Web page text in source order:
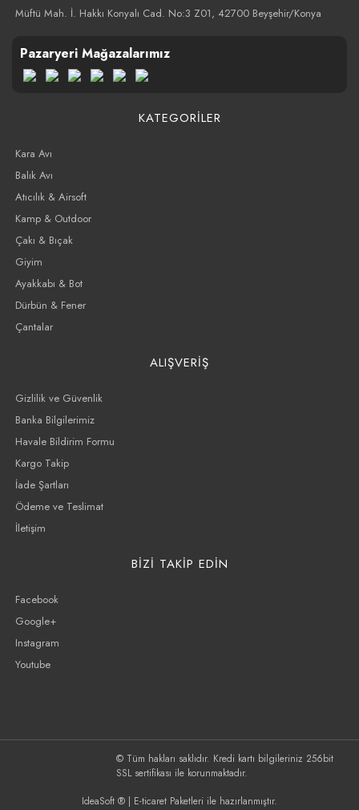
Müftü Mah. İ. Hakkı Konyalı Cad. No:3 Z01, 42700 Beyşehir/Konya
Pazaryeri Mağazalarımız
KATEGORİLER
Kara Avı
Balık Avı
Atıcılık & Airsoft
Kamp & Outdoor
Çakı & Bıçak
Giyim
Ayakkabı & Bot
Dürbün & Fener
Çantalar
ALIŞVERİŞ
Gizlilik ve Güvenlik
Banka Bilgilerimiz
Havale Bildirim Formu
Kargo Takip
İade Şartları
Ödeme ve Teslimat
İletişim
BİZİ TAKİP EDİN
Facebook
Google+
Instagram
Youtube
© Tüm hakları saklıdır. Kredi kartı bilgileriniz 256bit
SSL sertifikası ile korunmaktadır.
IdeaSoft ® | E-ticaret Paketleri ile hazırlanmıştır.